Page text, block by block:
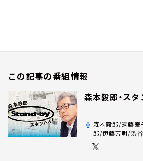
この記事の番組情報
森本毅郎・スタ
森本毅郎/遠藤泰
郎/伊藤芳明/渋